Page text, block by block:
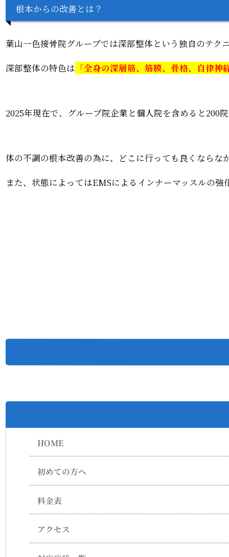
根本からの改善とは？
葉山一色接骨院グループでは深部整体という独自のテク
深部整体の特色は 「全身の深層筋、筋膜、骨格、自律神
2025年現在で、グループ院企業と個人院を含めると200
体の不調の根本改善の為に、どこに行っても良くなら
また、状態によってはEMSによるインナーマッスルの
HOME
初めての方へ
料金表
アクセス